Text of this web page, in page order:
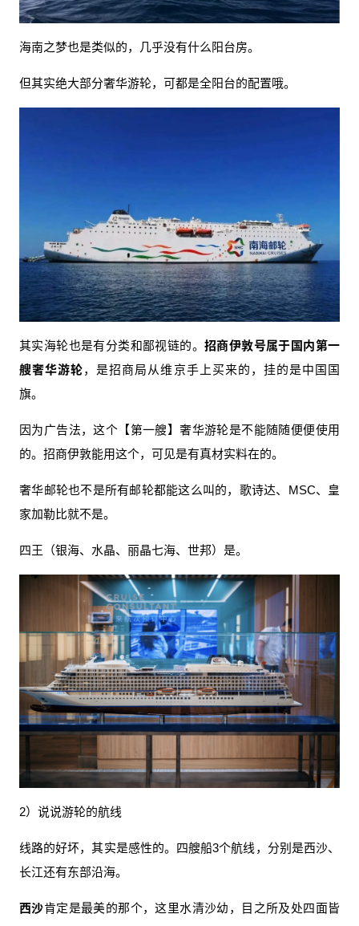
海南之梦也是类似的，几乎没有什么阳台房。
但其实绝大部分奢华游轮，可都是全阳台的配置哦。
其实海轮也是有分类和鄙视链的。 招商伊敦号属于国内第一
艘奢华游轮，是招商局从维京手上买来的，挂的是中国国
旗。
因为广告法，这个【第一艘】奢华游轮是不能随随便便使用
的。招商伊敦能用这个，可见是有真材实料在的。
奢华邮轮也不是所有邮轮都能这么叫的，歌诗达、MSC、皇
家加勒比就不是。
四王（银海、水晶、丽晶七海、世邦）是。
2）说说游轮的航线
线路的好坏，其实是感性的。四艘船3个航线，分别是西沙、
长江还有东部沿海。
西沙肯定是最美的那个，这里水清沙幼，目之所及处四面皆